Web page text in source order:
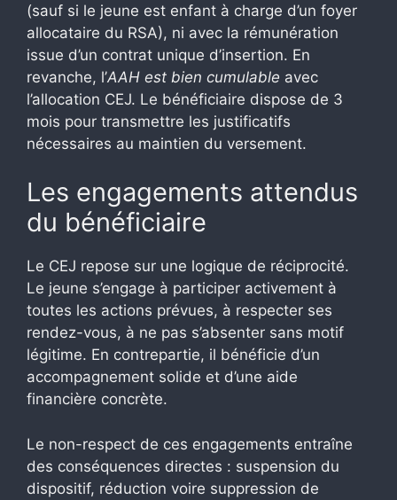
(sauf si le jeune est enfant à charge d’un foyer
allocataire du RSA), ni avec la rémunération
issue d’un contrat unique d’insertion. En
revanche, l’AAH est bien cumulable avec
l’allocation CEJ. Le bénéficiaire dispose de 3
mois pour transmettre les justificatifs
nécessaires au maintien du versement.
Les engagements attendus
du bénéficiaire
Le CEJ repose sur une logique de réciprocité.
Le jeune s’engage à participer activement à
toutes les actions prévues, à respecter ses
rendez-vous, à ne pas s’absenter sans motif
légitime. En contrepartie, il bénéficie d’un
accompagnement solide et d’une aide
financière concrète.
Le non-respect de ces engagements entraîne
des conséquences directes : suspension du
dispositif, réduction voire suppression de